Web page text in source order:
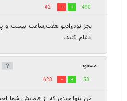
490
42
بجز نود,راديو هفت,ساعت بيست و
ادغام کنيد.
مسعود
53
628
من تنها چيزي كه از فرمايش شما